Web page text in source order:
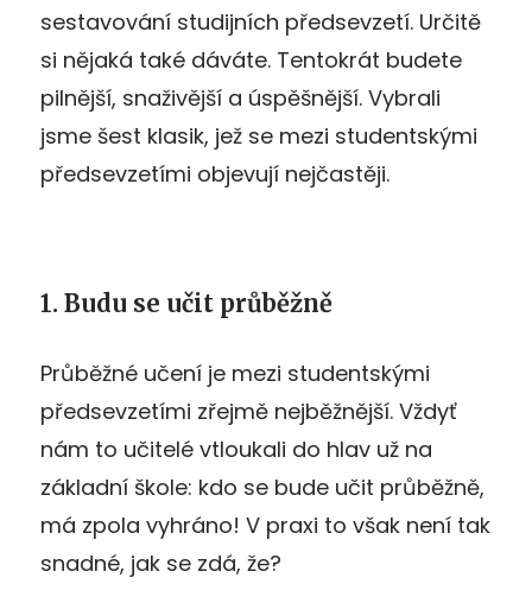
sestavování studijních předsevzetí. Určitě
si nějaká také dáváte. Tentokrát budete
pilnější, snaživější a úspěšnější. Vybrali
jsme šest klasik, jež se mezi studentskými
předsevzetími objevují nejčastěji.
1. Budu se učit průběžně
Průběžné učení je mezi studentskými
předsevzetími zřejmě nejběžnější. Vždyť
nám to učitelé vtloukali do hlav už na
základní škole: kdo se bude učit průběžně,
má zpola vyhráno! V praxi to však není tak
snadné, jak se zdá, že?